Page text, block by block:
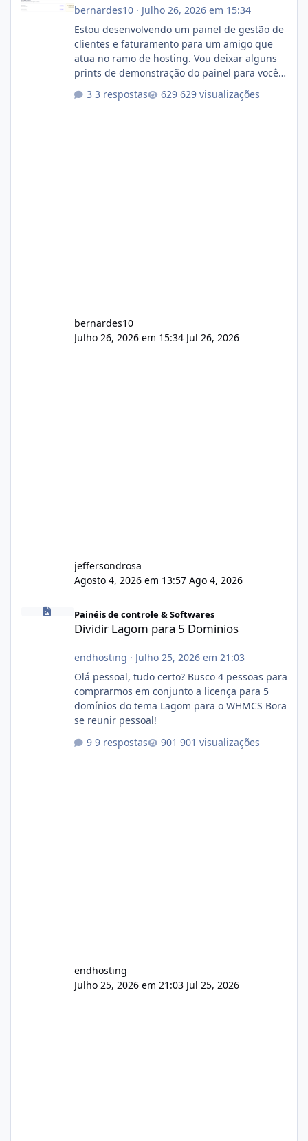
bernardes10· Julho 26, 2026 em 15:34
Estou desenvolvendo um painel de gestão de
clientes e faturamento para um amigo que
atua no ramo de hosting. Vou deixar alguns
prints de demonstração do painel para vocês
com cerca de 80% concluído e conta com
3 respostas 629 visualizações
bernardes10
Julho 26, 2026 em 15:34 Jul 26, 2026
jeffersondrosa
Agosto 4, 2026 em 13:57 Ago 4, 2026
Dividir Lagom para 5 Dominios
Painéis de controle & Softwares
Dividir Lagom para 5 Dominios
endhosting · Julho 25, 2026 em 21:03
Olá pessoal, tudo certo? Busco 4 pessoas para
comprarmos em conjunto a licença para 5
domínios do tema Lagom para o WHMCS Bora
se reunir pessoal!
9 respostas
901 visualizações
endhosting
Julho 25, 2026 em 21:03 Jul 25, 2026